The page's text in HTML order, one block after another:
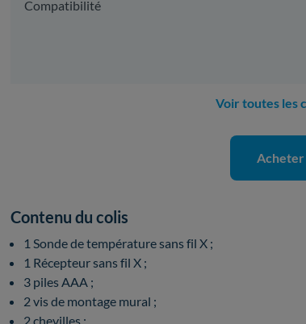
Compatibilité
Voir toutes les
Acheter
Contenu du colis
1 Sonde de température sans fil X ;
1 Récepteur sans fil X ;
3 piles AAA ;
2 vis de montage mural ;
2 chevilles ;